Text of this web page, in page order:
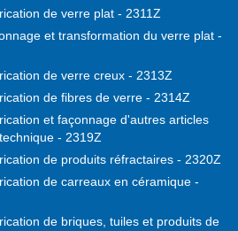
de verre plat - 2311Z
et transformation du verre plat -
de verre creux - 2313Z
de fibres de verre - 2314Z
et façonnage d'autres articles
- 2319Z
de produits réfractaires - 2320Z
de carreaux en céramique -
de briques, tuiles et produits de